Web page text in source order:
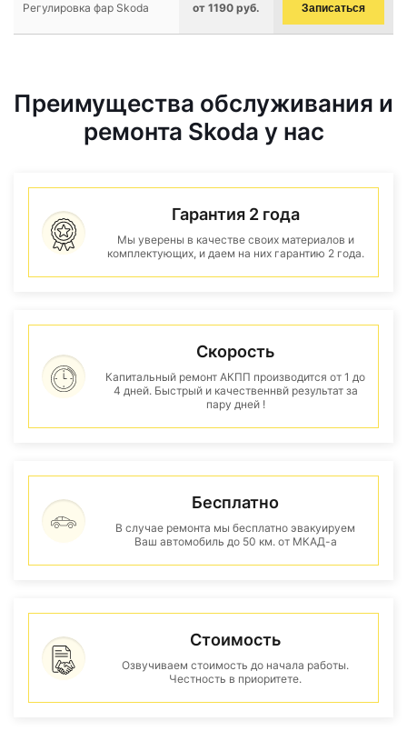
Регулировка фар Skoda от 1190 руб. Записаться
Преимущества обслуживания и
ремонта Skoda у нас
Гарантия 2 года
Мы уверены в качестве своих материалов и
комплектующих, и даем на них гарантию 2 года.
Скорость
Капитальный ремонт АКПП производится от 1 до
4 дней. Быстрый и качественнвй результат за
пару дней !
Бесплатно
В случае ремонта мы бесплатно эвакуируем
Ваш автомобиль до 50 км. от МКАД-а
Стоимость
Озвучиваем стоимость до начала работы.
Честность в приоритете.